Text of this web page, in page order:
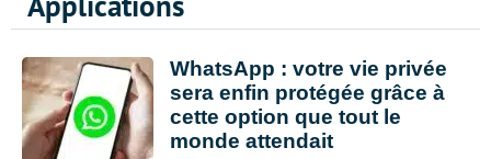
WhatsApp : votre vie privée
sera enfin protégée grâce à
cette option que tout le
monde attendait